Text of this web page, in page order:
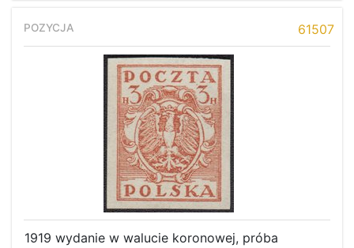
61507
1919 wydanie w walucie koronowej, próba